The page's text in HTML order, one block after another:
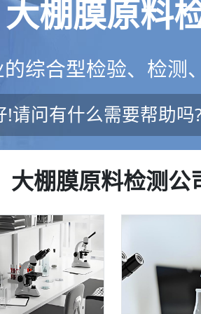
大棚膜原料
综合型检验、检测
!请问有什么需要帮助吗
大棚膜原料检测公